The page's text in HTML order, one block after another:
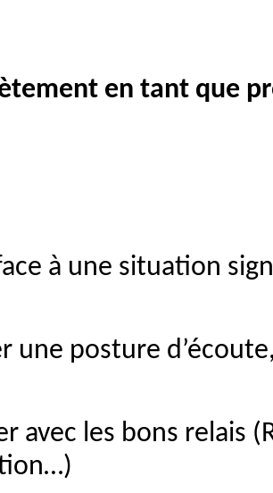
en tant que
à une situation
une posture
avec les bons relais